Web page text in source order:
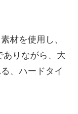
材を使用し、
ありながら、大
、ハードタイ